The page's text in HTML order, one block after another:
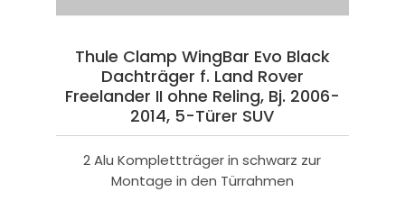
Thule Clamp WingBar Evo Black
Dachträger f. Land Rover
Freelander II ohne Reling, Bj. 2006-
2014, 5-Türer SUV
2 Alu Komplettträger in schwarz zur
Montage in den Türrahmen